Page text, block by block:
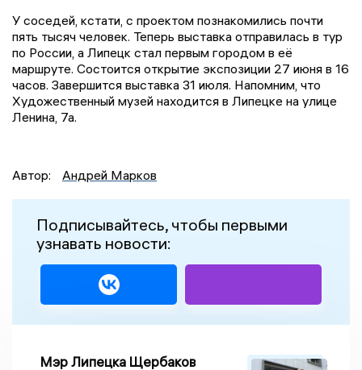
У соседей, кстати, с проектом познакомились почти
пять тысяч человек. Теперь выставка отправилась в тур
по России, а Липецк стал первым городом в её
маршруте. Состоится открытие экспозиции 27 июня в 16
часов. Завершится выставка 31 июля. Напомним, что
Художественный музей находится в Липецке на улице
Ленина, 7а.
Автор: Андрей Марков
Подписывайтесь, чтобы первыми
узнавать новости:
Мэр Липецка Щербаков